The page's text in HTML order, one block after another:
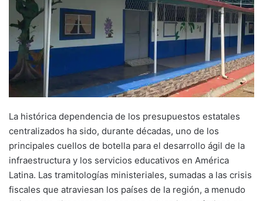
La histórica dependencia de los presupuestos estatales
centralizados ha sido, durante décadas, uno de los
principales cuellos de botella para el desarrollo ágil de la
infraestructura y los servicios educativos en América
Latina. Las tramitologías ministeriales, sumadas a las crisis
fiscales que atraviesan los países de la región, a menudo